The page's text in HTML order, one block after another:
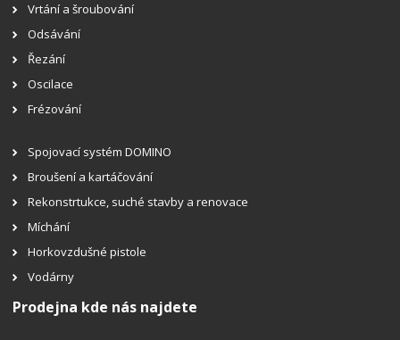
Vrtání a šroubování
Odsávání
Řezání
Oscilace
Frézování
Spojovací systém DOMINO
Broušení a kartáčování
Rekonstrtukce, suché stavby a renovace
Míchání
Horkovzdušné pistole
Vodárny
Prodejna kde nás najdete